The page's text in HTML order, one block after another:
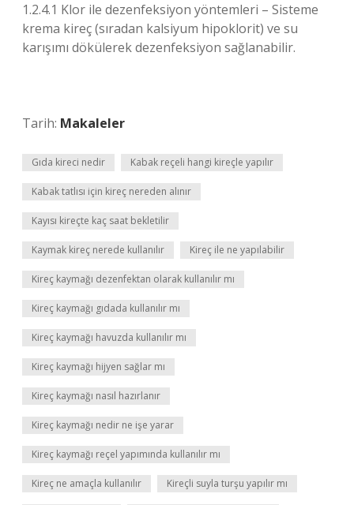
1.2.4.1 Klor ile dezenfeksiyon yöntemleri – Sisteme
krema kireç (sıradan kalsiyum hipoklorit) ve su
karışımı dökülerek dezenfeksiyon sağlanabilir.
Tarih: Makaleler
Gıda kireci nedir Kabak reçeli hangi kireçle yapılır
Kabak tatlısı için kireç nereden alınır
Kayısı kireçte kaç saat bekletilir
Kaymak kireç nerede kullanılır Kireç ile ne yapılabilir
Kireç kaymağı dezenfektan olarak kullanılır mı
Kireç kaymağı gıdada kullanılır mı
Kireç kaymağı havuzda kullanılır mı
Kireç kaymağı hijyen sağlar mı
Kireç kaymağı nasıl hazırlanır
Kireç kaymağı nedir ne işe yarar
Kireç kaymağı reçel yapımında kullanılır mı
Kireç ne amaçla kullanılır Kireçli suyla turşu yapılır mı